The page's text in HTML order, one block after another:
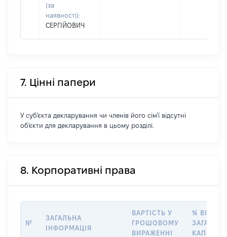
(за
наявності):
СЕРГІЙОВИЧ
7. Цінні папери
У суб'єкта декларування чи членів його сім'ї відсутні
об'єкти для декларування в цьому розділі.
8. Корпоративні права
№
ЗАГАЛЬНА
ІНФОРМАЦІЯ
ВАРТІСТЬ У
ГРОШОВОМУ
ВИРАЖЕННІ
% ВІД
КАПІТАЛУ